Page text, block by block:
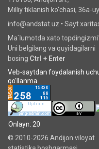
Milliy tiklanish ko‘chаsi, 36a-uy
info@andstat.uz • Sayt
Ma`lumotda xato
Uni belgilang va quyidagilarni
bosing Ctrl + Enter
Veb-saytdan foydalanish
qo'llanma
Onlayn: 20
© 2010-2026 Andijon viloyat